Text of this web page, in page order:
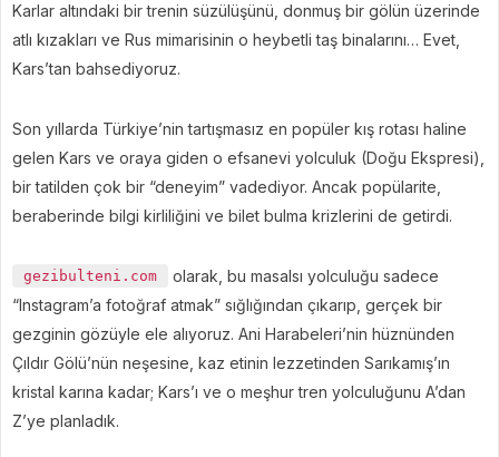
Karlar altındaki bir trenin süzülüşünü, donmuş bir gölün üzerinde
atlı kızakları ve Rus mimarisinin o heybetli taş binalarını… Evet,
Kars’tan bahsediyoruz.
Son yıllarda Türkiye’nin tartışmasız en popüler kış rotası haline
gelen Kars ve oraya giden o efsanevi yolculuk (Doğu Ekspresi),
bir tatilden çok bir “deneyim” vadediyor. Ancak popülarite,
beraberinde bilgi kirliliğini ve bilet bulma krizlerini de getirdi.
gezibulteni.com
olarak, bu masalsı yolculuğu sadece
“Instagram’a fotoğraf atmak” sığlığından çıkarıp, gerçek bir
gezginin gözüyle ele alıyoruz. Ani Harabeleri’nin hüznünden
Çıldır Gölü’nün neşesine, kaz etinin lezzetinden Sarıkamış’ın
kristal karına kadar; Kars’ı ve o meşhur tren yolculuğunu A’dan
Z’ye planladık.